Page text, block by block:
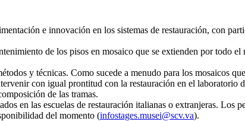
e innovación en los sistemas de restauración, con
de los pisos en mosaico que se extienden por todo
y técnicas. Como sucede a menudo para los mosaicos
con igual prontitud con la restauración en el laboratorio
de las tramas.
en las escuelas de restauración italianas o extranjeras. Los
del momento (infostages.musei@scv.va).